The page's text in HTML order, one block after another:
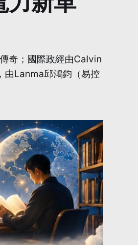
奇；國際政經由Calvin
由Lanma邱鴻鈞（易控